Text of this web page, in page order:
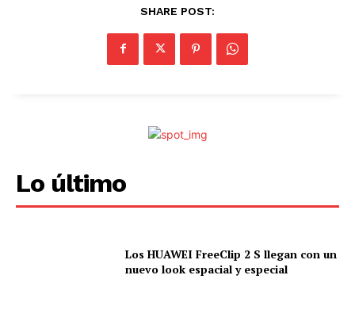
SHARE POST:
Lo último
Los HUAWEI FreeClip 2 S llegan con un
nuevo look espacial y especial